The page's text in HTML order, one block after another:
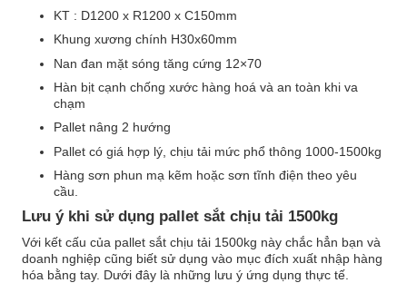
KT : D1200 x R1200 x C150mm
Khung xương chính H30x60mm
Nan đan mặt sóng tăng cứng 12×70
Hàn bịt cạnh chống xước hàng hoá và an toàn khi va
chạm
Pallet nâng 2 hướng
Pallet có giá hợp lý, chịu tải mức phổ thông 1000-1500kg
Hàng sơn phun mạ kẽm hoặc sơn tĩnh điện theo yêu
cầu.
Lưu ý khi sử dụng pallet sắt chịu tải 1500kg
Với kết cấu của pallet sắt chịu tải 1500kg này chắc hẳn bạn và
doanh nghiệp cũng biết sử dụng vào mục đích xuất nhập hàng
hóa bằng tay. Dưới đây là những lưu ý ứng dụng thực tế.